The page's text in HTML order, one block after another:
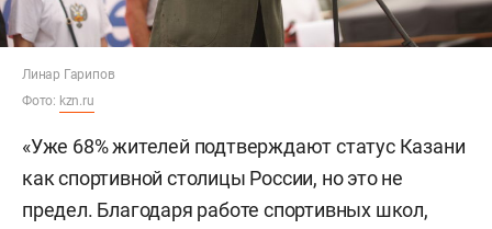
Линар Гарипов
Фото: kzn.ru
«Уже 68% жителей подтверждают статус Казани
как спортивной столицы России, но это не
предел. Благодаря работе спортивных школ,